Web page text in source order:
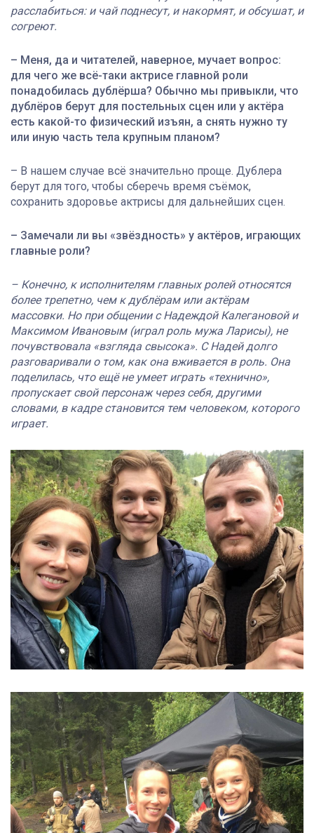
расслабиться: и чай поднесут, и накормят, и обсушат, и
согреют.
– Меня, да и читателей, наверное, мучает вопрос:
для чего же всё-таки актрисе главной роли
понадобилась дублёрша? Обычно мы привыкли, что
дублёров берут для постельных сцен или у актёра
есть какой-то физический изъян, а снять нужно ту
или иную часть тела крупным планом?
– В нашем случае всё значительно проще. Дублера
берут для того, чтобы сберечь время съёмок,
сохранить здоровье актрисы для дальнейших сцен.
– Замечали ли вы «звёздность» у актёров, играющих
главные роли?
– Конечно, к исполнителям главных ролей относятся
более трепетно, чем к дублёрам или актёрам
массовки. Но при общении с Надеждой Калегановой и
Максимом Ивановым (играл роль мужа Ларисы), не
почувствовала «взгляда свысока». С Надей долго
разговаривали о том, как она вживается в роль. Она
поделилась, что ещё не умеет играть «технично»,
пропускает свой персонаж через себя, другими
словами, в кадре становится тем человеком, которого
играет.